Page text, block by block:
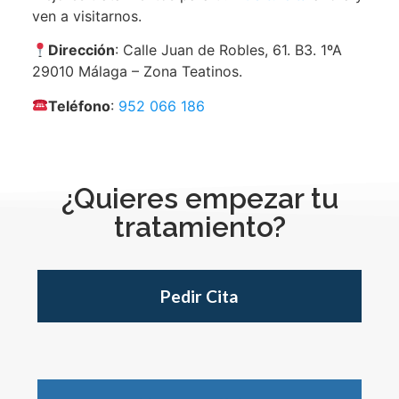
ven a visitarnos.
Dirección: Calle Juan de Robles, 61. B3. 1ºA
29010 Málaga – Zona Teatinos.
Teléfono: 952 066 186
¿Quieres empezar tu
tratamiento?
Pedir Cita